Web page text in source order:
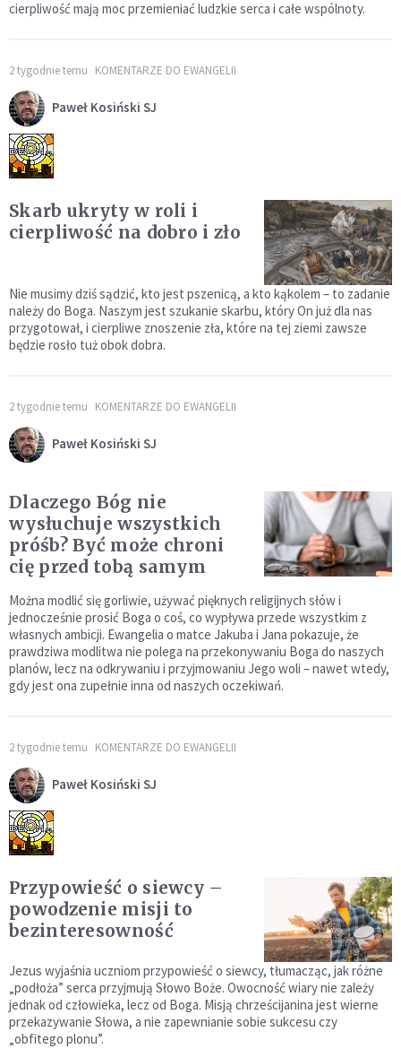
cierpliwość mają moc przemieniać ludzkie serca i całe wspólnoty.
2 tygodnie temu KOMENTARZE DO EWANGELII
Paweł Kosiński SJ
Skarb ukryty w roli i
cierpliwość na dobro i zło
Nie musimy dziś sądzić, kto jest pszenicą, a kto kąkolem – to zadanie
należy do Boga. Naszym jest szukanie skarbu, który On już dla nas
przygotował, i cierpliwe znoszenie zła, które na tej ziemi zawsze
będzie rosło tuż obok dobra.
2 tygodnie temu KOMENTARZE DO EWANGELII
Paweł Kosiński SJ
Dlaczego Bóg nie
wysłuchuje wszystkich
próśb? Być może chroni
cię przed tobą samym
Można modlić się gorliwie, używać pięknych religijnych słów i
jednocześnie prosić Boga o coś, co wypływa przede wszystkim z
własnych ambicji. Ewangelia o matce Jakuba i Jana pokazuje, że
prawdziwa modlitwa nie polega na przekonywaniu Boga do naszych
planów, lecz na odkrywaniu i przyjmowaniu Jego woli – nawet wtedy,
gdy jest ona zupełnie inna od naszych oczekiwań.
2 tygodnie temu KOMENTARZE DO EWANGELII
Paweł Kosiński SJ
Przypowieść o siewcy –
powodzenie misji to
bezinteresowność
Jezus wyjaśnia uczniom przypowieść o siewcy, tłumacząc, jak różne
„podłoża” serca przyjmują Słowo Boże. Owocność wiary nie zależy
jednak od człowieka, lecz od Boga. Misją chrześcijanina jest wierne
przekazywanie Słowa, a nie zapewnianie sobie sukcesu czy
„obfitego plonu”.